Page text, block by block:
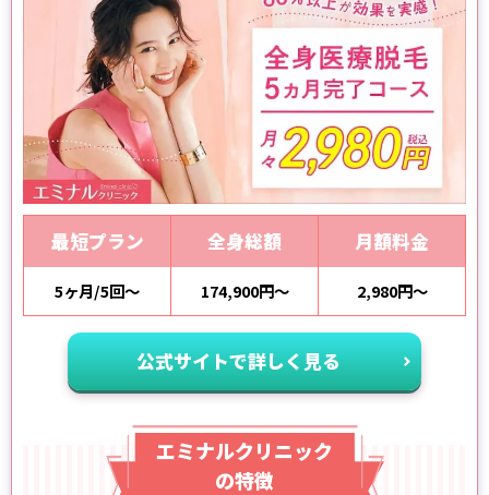
最短プラン 全身総額 月額料金
5ヶ月/5回～ 174,900円～ 2,980円～
公式サイトで詳しく見る
エミナルクリニック
の特徴